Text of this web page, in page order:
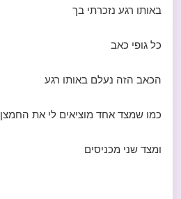
באותו רגע נזכרתי בך
כל גופי כאב
הכאב הזה נעלם באותו רגע
כמו שמצד אחד מוציאים לי את החמצן
ומצד שני מכניסים